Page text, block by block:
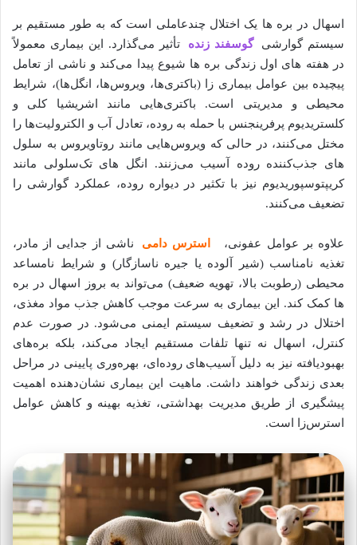
اسهال در بره‌ ها یک اختلال چندعاملی است که به طور مستقیم بر
سیستم گوارشی
گوسفند زنده
تأثیر می‌گذارد. این بیماری معمولاً
در هفته‌ های اول زندگی بره‌ ها شیوع پیدا می‌کند و ناشی از تعامل
پیچیده بین عوامل بیماری‌ زا (باکتری‌ها، ویروس‌ها، انگل‌ها)، شرایط
محیطی و مدیریتی است. باکتری‌هایی مانند اشریشیا کلی و
کلستریدیوم پرفرینجنس با حمله به روده، تعادل آب و الکترولیت‌ها را
مختل می‌کنند، در حالی که ویروس‌هایی مانند روتاویروس به سلول‌
های جذب‌کننده روده آسیب می‌زنند. انگل‌ های تک‌سلولی مانند
کریپتوسپوریدیوم نیز با تکثیر در دیواره روده، عملکرد گوارشی را
تضعیف می‌کنند.
علاوه بر عوامل عفونی، استرس دامی
ناشی از جدایی از مادر،
تغذیه نامناسب (شیر آلوده یا جیره ناسازگار) و شرایط نامساعد
محیطی (رطوبت بالا، تهویه ضعیف) می‌تواند به بروز اسهال در بره
ها کمک کند. این بیماری به سرعت موجب کاهش جذب مواد مغذی،
اختلال در رشد و تضعیف سیستم ایمنی می‌شود. در صورت عدم
کنترل، اسهال نه تنها تلفات مستقیم ایجاد می‌کند، بلکه بره‌های
بهبودیافته نیز به دلیل آسیب‌های روده‌ای، بهره‌وری پایینی در مراحل
بعدی زندگی خواهند داشت. ماهیت این بیماری نشان‌دهنده اهمیت
پیشگیری از طریق مدیریت بهداشتی، تغذیه بهینه و کاهش عوامل
استرس‌زا است.